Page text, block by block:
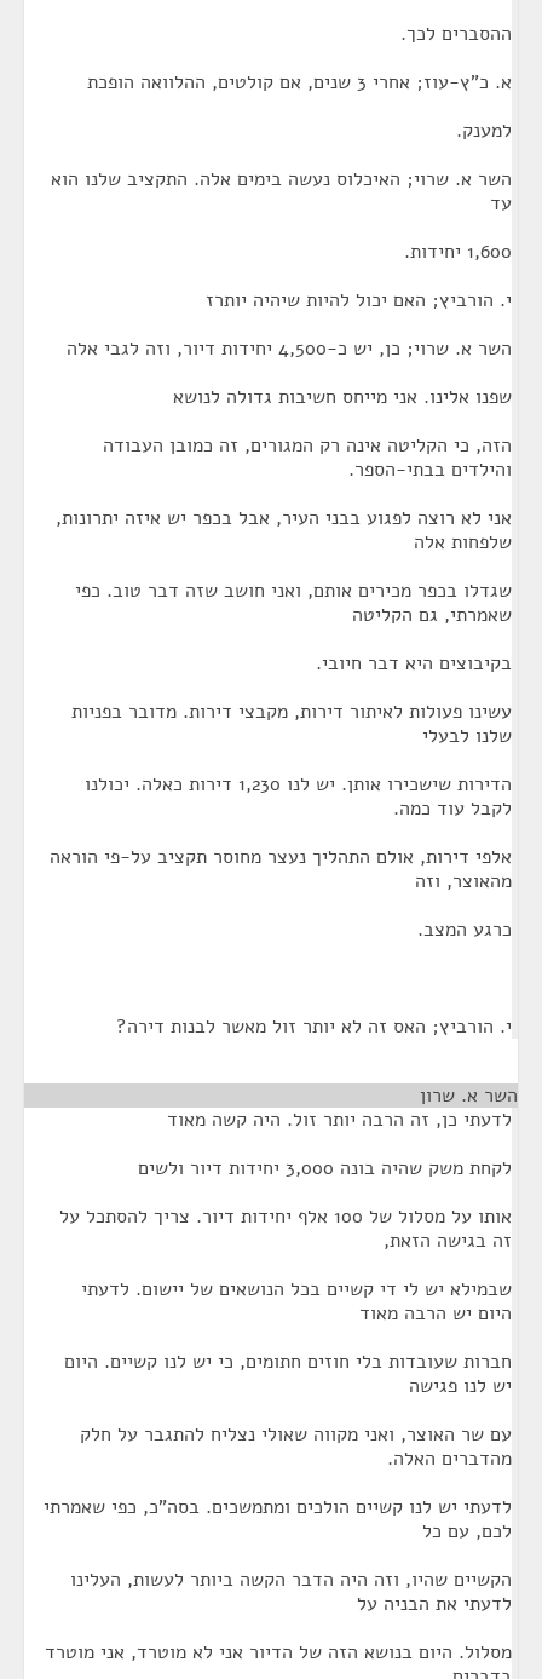
ההסברים לכך.
א. כ"ץ-עוז; אחרי 3 שנים, אם קולטים, ההלוואה הופכת
למענק.
השר א. שרוי; האיכלוס נעשה בימים אלה. התקציב שלנו הוא
עד
1,600 יחידות.
י. הורביץ; האם יכול להיות שיהיה יותרז
השר א. שרוי; כן, יש כ-4,500 יחידות דיור, וזה לגבי אלה
שפנו אלינו. אני מייחס חשיבות גדולה לנושא
הזה, כי הקליטה אינה רק המגורים, זה כמובן העבודה
והילדים בבתי-הספר.
אני לא רוצה לפגוע בבני העיר, אבל בכפר יש איזה יתרונות,
שלפחות אלה
שגדלו בכפר מכירים אותם, ואני חושב שזה דבר טוב. כפי
שאמרתי, גם הקליטה
בקיבוצים היא דבר חיובי.
עשינו פעולות לאיתור דירות, מקבצי דירות. מדובר בפניות
שלנו לבעלי
הדירות שישכירו אותן. יש לנו 1,230 דירות כאלה. יכולנו
לקבל עוד כמה.
אלפי דירות, אולם התהליך נעצר מחוסר תקציב על-פי הוראה
מהאוצר, וזה
כרגע המצב.
י. הורביץ; האס זה לא יותר זול מאשר לבנות דירה?
השר א. שרון
לדעתי כן, זה הרבה יותר זול. היה קשה מאוד
לקחת משק שהיה בונה 3,000 יחידות דיור ולשים
אותו על מסלול של 100 אלף יחידות דיור. צריך להסתכל על
זה בגישה הזאת,
שבמילא יש לי די קשיים בכל הנושאים של יישום. לדעתי
היום יש הרבה מאוד
חברות שעובדות בלי חוזים חתומים, כי יש לנו קשיים. היום
יש לנו פגישה
עם שר האוצר, ואני מקווה שאולי נצליח להתגבר על חלק
מהדברים האלה.
לדעתי יש לנו קשיים הולכים ומתמשכים. בסה"כ, כפי שאמרתי
לכם, עם כל
הקשיים שהיו, וזה היה הדבר הקשה ביותר לעשות, העלינו
לדעתי את הבניה על
מסלול. היום בנושא הזה של הדיור אני לא מוטרד, אני מוטרד